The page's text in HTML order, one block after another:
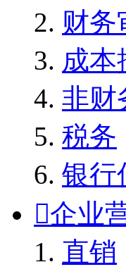
财务
成本
非财
税务
银行
企业
直销